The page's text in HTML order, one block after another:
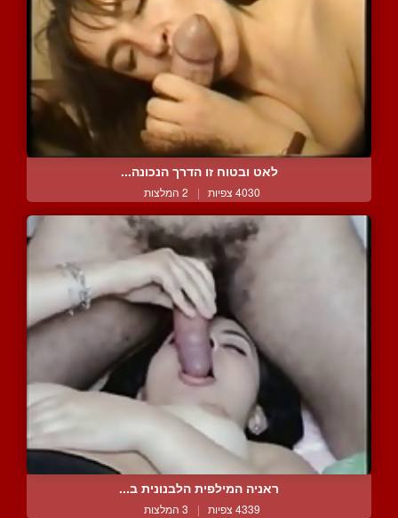
לאט ובטוח זו הדרך הנכונה...
4030 צפיות | 2 המלצות
ראניה המילפית הלבנונית ב...
4339 צפיות | 3 המלצות